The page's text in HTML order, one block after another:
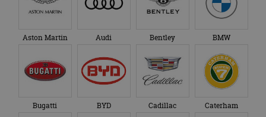
Aston Martin Audi Bentley BMW
Bugatti BYD Cadillac Caterham